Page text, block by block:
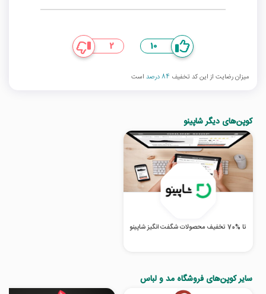
10
2
میزان رضایت از این کد تخفیف 84 درصد است
کوپن‌های دیگر شاپینو
تا %70 تخفیف محصولات شگفت انگیز شاپینو
سایر کوپن‌های فروشگاه مد و لباس